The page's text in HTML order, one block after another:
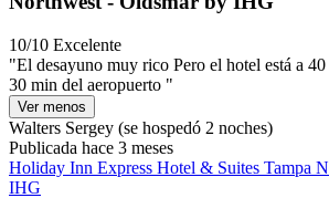
10/10 Excelente
"El desayuno muy rico Pero el hotel está a
30 min del aeropuerto "
Ver menos
Walters Sergey (se hospedó 2 noches)
Publicada hace 3 meses
Holiday Inn Express Hotel & Suites Tampa
IHG